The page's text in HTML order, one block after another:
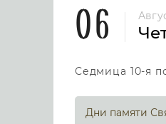
06
Седмица 10-я
Дни памяти